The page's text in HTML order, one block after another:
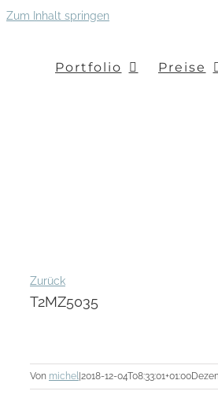
Zum Inhalt springen
Portfolio Preise
Zurück
T2MZ5035
Von michel |2018-12-04T08:33:01+01:00